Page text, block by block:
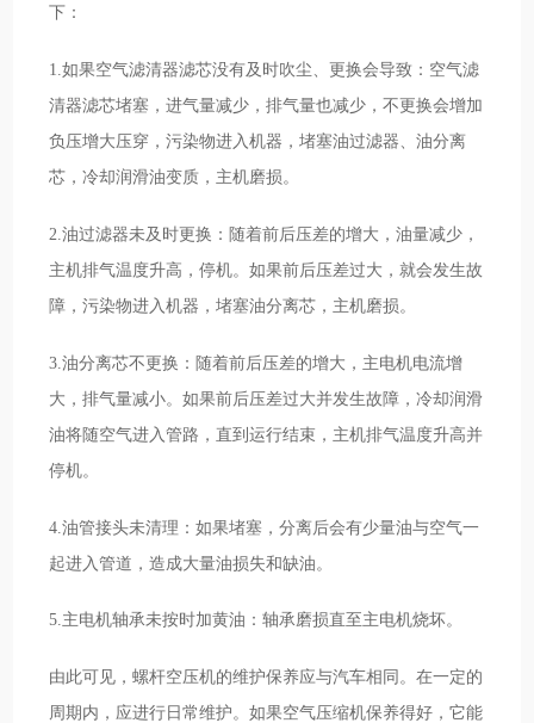
下：
1.如果空气滤清器滤芯没有及时吹尘、更换会导致：空气滤
清器滤芯堵塞，进气量减少，排气量也减少，不更换会增加
负压增大压穿，污染物进入机器，堵塞油过滤器、油分离
芯，冷却润滑油变质，主机磨损。
2.油过滤器未及时更换：随着前后压差的增大，油量减少，
主机排气温度升高，停机。如果前后压差过大，就会发生故
障，污染物进入机器，堵塞油分离芯，主机磨损。
3.油分离芯不更换：随着前后压差的增大，主电机电流增
大，排气量减小。如果前后压差过大并发生故障，冷却润滑
油将随空气进入管路，直到运行结束，主机排气温度升高并
停机。
4.油管接头未清理：如果堵塞，分离后会有少量油与空气一
起进入管道，造成大量油损失和缺油。
5.主电机轴承未按时加黄油：轴承磨损直至主电机烧坏。
由此可见，螺杆空压机的维护保养应与汽车相同。在一定的
周期内，应进行日常维护。如果空气压缩机保养得好，它能